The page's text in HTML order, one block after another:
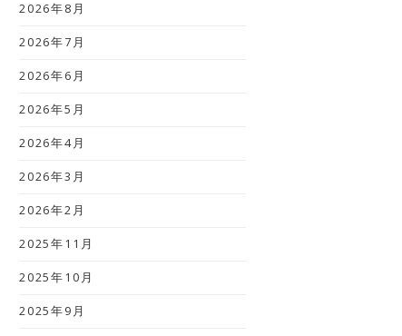
2026年8月
2026年7月
2026年6月
2026年5月
2026年4月
2026年3月
2026年2月
2025年11月
2025年10月
2025年9月